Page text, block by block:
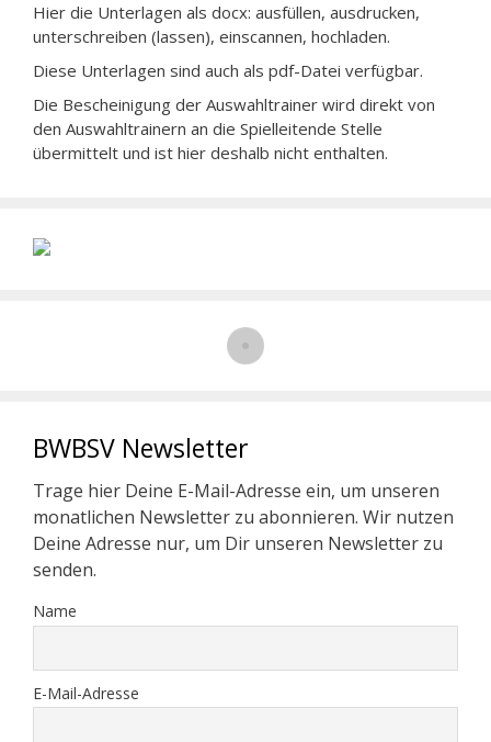
Hier die Unterlagen als docx: ausfüllen, ausdrucken,
unterschreiben (lassen), einscannen, hochladen.
Diese Unterlagen sind auch als pdf-Datei verfügbar.
Die Bescheinigung der Auswahltrainer wird direkt von
den Auswahltrainern an die Spielleitende Stelle
übermittelt und ist hier deshalb nicht enthalten.
BWBSV Newsletter
Trage hier Deine E-Mail-Adresse ein, um unseren
monatlichen Newsletter zu abonnieren. Wir nutzen
Deine Adresse nur, um Dir unseren Newsletter zu
senden.
Name
E-Mail-Adresse